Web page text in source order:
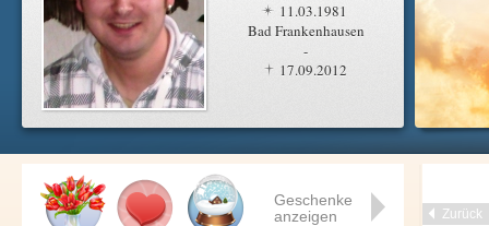
11.03.1981
Bad Frankenhausen
-
17.09.2012
Zurück
Geschenke
anzeigen